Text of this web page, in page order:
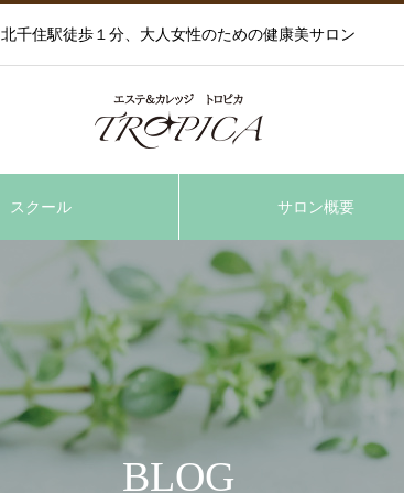
北千住駅徒歩１分、大人女性のための健康美サロン
スクール サロン概要
BLOG